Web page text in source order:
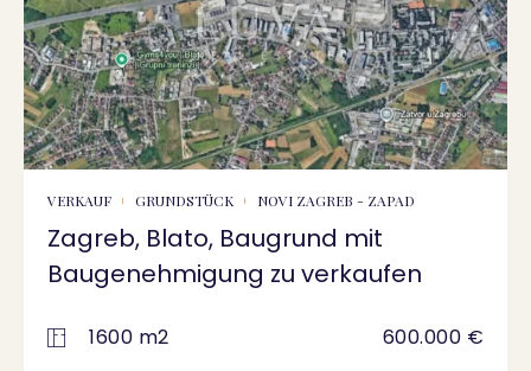
VERKAUF GRUNDSTÜCK NOVI ZAGREB - ZAPAD
Zagreb, Blato, Baugrund mit
Baugenehmigung zu verkaufen
1600 m2 600.000 €